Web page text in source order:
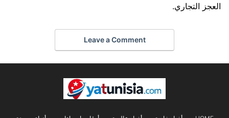
العجز التجاري.
Leave a Comment